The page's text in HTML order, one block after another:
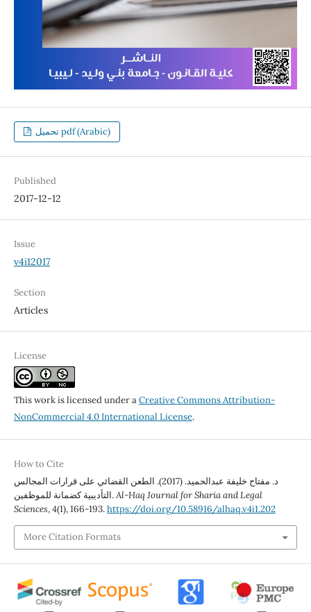
تحميل pdf (Arabic)
Published
2017-12-12
Issue
v4i12017
Section
Articles
License
This work is licensed under aCreative Commons Attribution-
NonCommercial 4.0 International License.
How to Cite
د. مفتاح خليفة عبدالحميد. (2017). الطعن القضائي على قرارات المجالس
التأديبية كضمانة للموظفين.Al-Haq Journal for Sharia and Legal
Sciences,4(1), 166-193.https://doi.org/10.58916/alhaq.v4i1.202
More Citation Formats